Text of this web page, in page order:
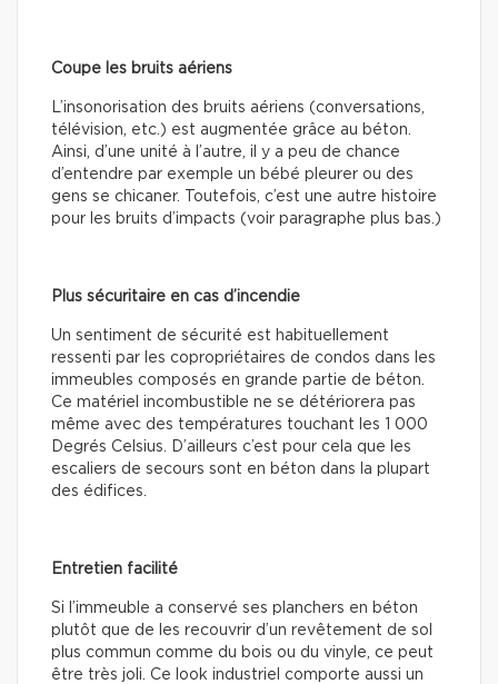
Coupe les bruits aériens
L’insonorisation des bruits aériens (conversations,
télévision, etc.) est augmentée grâce au béton.
Ainsi, d’une unité à l’autre, il y a peu de chance
d’entendre par exemple un bébé pleurer ou des
gens se chicaner. Toutefois, c’est une autre histoire
pour les bruits d’impacts (voir paragraphe plus bas.)
Plus sécuritaire en cas d’incendie
Un sentiment de sécurité est habituellement
ressenti par les copropriétaires de condos dans les
immeubles composés en grande partie de béton.
Ce matériel incombustible ne se détériorera pas
même avec des températures touchant les 1 000
Degrés Celsius. D’ailleurs c’est pour cela que les
escaliers de secours sont en béton dans la plupart
des édifices.
Entretien facilité
Si l’immeuble a conservé ses planchers en béton
plutôt que de les recouvrir d’un revêtement de sol
plus commun comme du bois ou du vinyle, ce peut
être très joli. Ce look industriel comporte aussi un